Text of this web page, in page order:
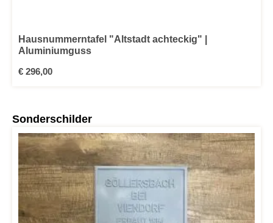
Hausnummerntafel "Altstadt achteckig" |
Aluminiumguss
Regulärer Preis:
€ 296,00
Produktgalerie überspringen
Sonderschilder